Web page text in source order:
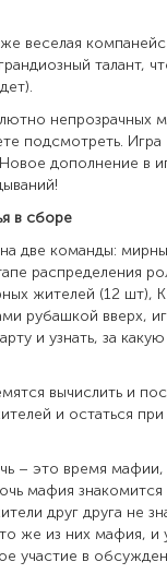
веселая
талант,
непрозрачных
подсмотреть. Игра
дополнение в
в сборе
две команды:
распределения
жителей (12 шт),
рубашкой вверх,
и узнать, за
вычислить и
и остаться
– это время
мафия
друг друга не
же из них мафия, и
участие в